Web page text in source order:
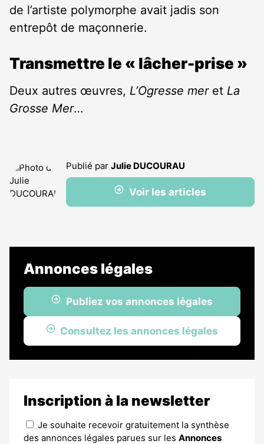
de l’artiste polymorphe avait jadis son
entrepôt de maçonnerie.
Transmettre le « lâcher-prise »
Deux autres œuvres, L’Ogresse meret La
Grosse Mer…
Publié par Julie DUCOURAU
Voir les articles
Annonces légales
Publiez vos annonces légales
Consultez les annonces légales
Inscription à la newsletter
Je souhaite recevoir gratuitement la synthèse
des annonces légales parues sur les Annonces